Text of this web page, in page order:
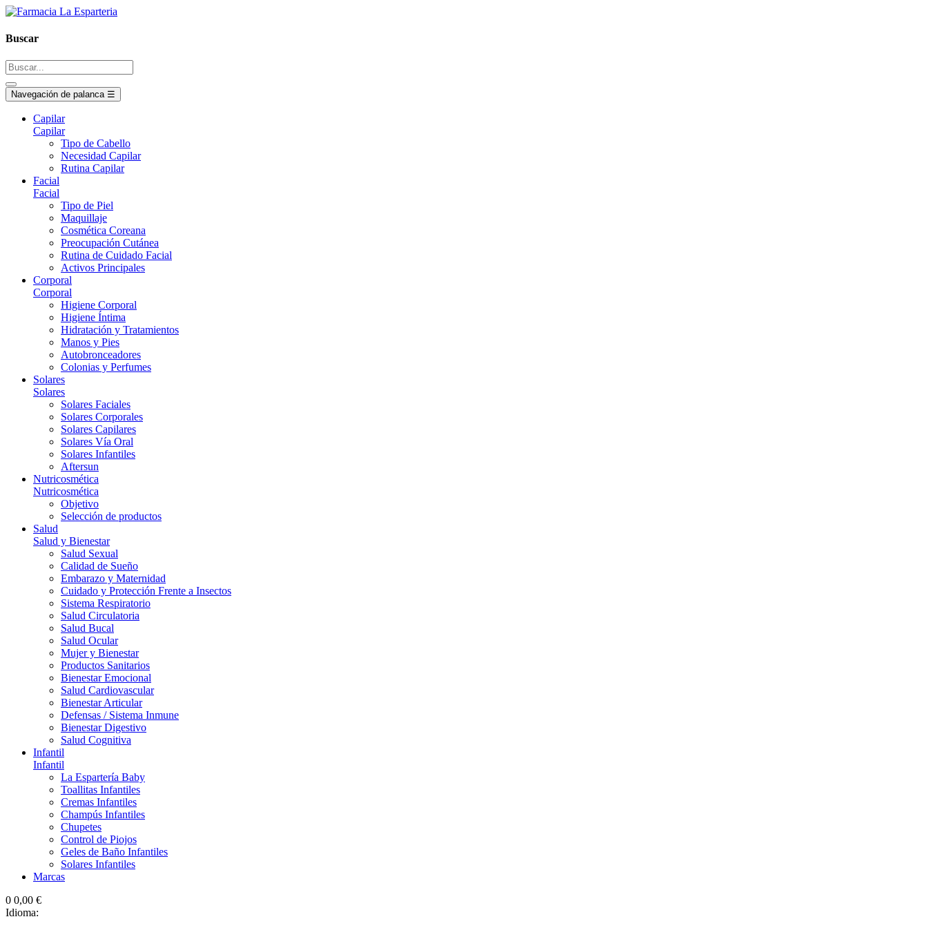
Buscar
Navegación de palanca ☰
Capilar
Capilar
Tipo de Cabello
Necesidad Capilar
Rutina Capilar
Facial
Facial
Tipo de Piel
Maquillaje
Cosmética Coreana
Preocupación Cutánea
Rutina de Cuidado Facial
Activos Principales
Corporal
Corporal
Higiene Corporal
Higiene Íntima
Hidratación y Tratamientos
Manos y Pies
Autobronceadores
Colonias y Perfumes
Solares
Solares
Solares Faciales
Solares Corporales
Solares Capilares
Solares Vía Oral
Solares Infantiles
Aftersun
Nutricosmética
Nutricosmética
Objetivo
Selección de productos
Salud
Salud y Bienestar
Salud Sexual
Calidad de Sueño
Embarazo y Maternidad
Cuidado y Protección Frente a Insectos
Sistema Respiratorio
Salud Circulatoria
Salud Bucal
Salud Ocular
Mujer y Bienestar
Productos Sanitarios
Bienestar Emocional
Salud Cardiovascular
Bienestar Articular
Defensas / Sistema Inmune
Bienestar Digestivo
Salud Cognitiva
Infantil
Infantil
La Espartería Baby
Toallitas Infantiles
Cremas Infantiles
Champús Infantiles
Chupetes
Control de Piojos
Geles de Baño Infantiles
Solares Infantiles
Marcas
0 0,00 €
Idioma: